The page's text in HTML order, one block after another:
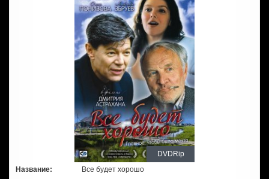
DVDRip
Название:
Все будет хорошо